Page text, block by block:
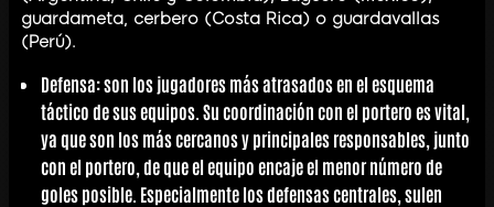
guardameta, cerbero (Costa Rica) o guardavallas
(Perú).
Defensa: son los jugadores más atrasados en el esquema
táctico de sus equipos. Su coordinación con el portero es vital,
ya que son los más cercanos y principales responsables, junto
con el portero, de que el equipo encaje el menor número de
goles posible. Especialmente los defensas centrales, sulen